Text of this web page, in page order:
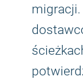
migracji.